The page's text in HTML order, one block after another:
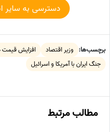
دسترسی به سایر
برچسب‌ها: وزیر اقتصاد افزایش قیمت
جنگ ایران با آمریکا و اسرائیل
مطالب مرتبط